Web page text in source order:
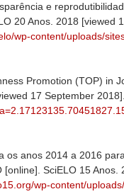
e
20 Anos. 2018 [viewed
wp-content/uploads/
Promotion (TOP) in
17 September
os anos 2014 a 2016
SciELO 15
wp-content/